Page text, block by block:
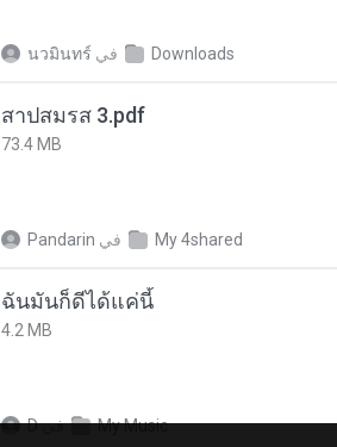
นวมินทร์ في Downloads
สาปสมรส 3.pdf
73.4 MB
Pandarin في My 4shared
ฉันมันก็ดีได้แค่นี้
4.2 MB
Dفي My Music